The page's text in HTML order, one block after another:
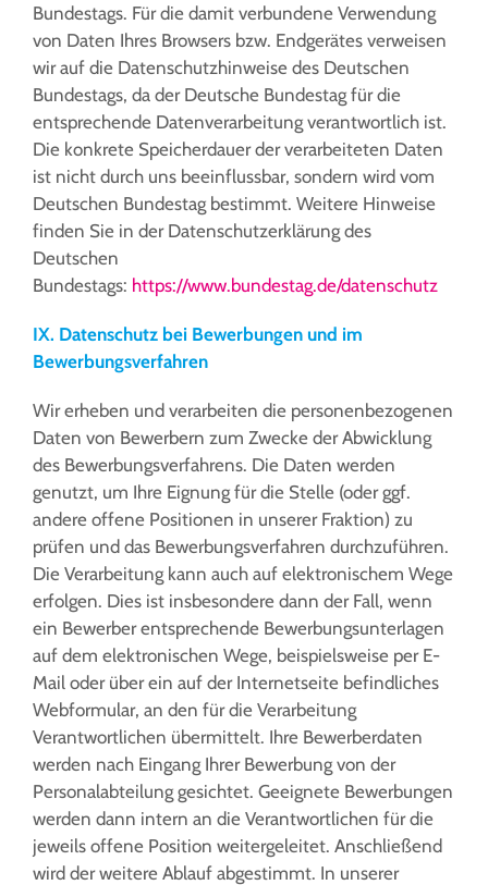
Bundestags. Für die damit verbundene Verwendung
von Daten Ihres Browsers bzw. Endgerätes verweisen
wir auf die Datenschutzhinweise des Deutschen
Bundestags, da der Deutsche Bundestag für die
entsprechende Datenverarbeitung verantwortlich ist.
Die konkrete Speicherdauer der verarbeiteten Daten
ist nicht durch uns beeinflussbar, sondern wird vom
Deutschen Bundestag bestimmt. Weitere Hinweise
finden Sie in der Datenschutzerklärung des
Deutschen
Bundestags: https://www.bundestag.de/datenschutz
IX. Datenschutz bei Bewerbungen und im
Bewerbungsverfahren
Wir erheben und verarbeiten die personenbezogenen
Daten von Bewerbern zum Zwecke der Abwicklung
des Bewerbungsverfahrens. Die Daten werden
genutzt, um Ihre Eignung für die Stelle (oder ggf.
andere offene Positionen in unserer Fraktion) zu
prüfen und das Bewerbungsverfahren durchzuführen.
Die Verarbeitung kann auch auf elektronischem Wege
erfolgen. Dies ist insbesondere dann der Fall, wenn
ein Bewerber entsprechende Bewerbungsunterlagen
auf dem elektronischen Wege, beispielsweise per E-
Mail oder über ein auf der Internetseite befindliches
Webformular, an den für die Verarbeitung
Verantwortlichen übermittelt. Ihre Bewerberdaten
werden nach Eingang Ihrer Bewerbung von der
Personalabteilung gesichtet. Geeignete Bewerbungen
werden dann intern an die Verantwortlichen für die
jeweils offene Position weitergeleitet. Anschließend
wird der weitere Ablauf abgestimmt. In unserer